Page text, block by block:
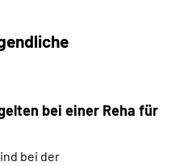
bei einer Reha für
bei der